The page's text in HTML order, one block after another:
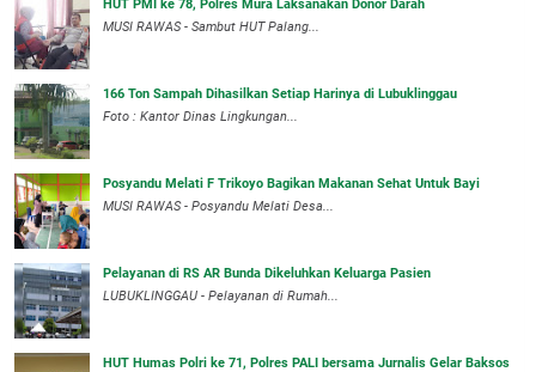
HUT PMI ke 78, Polres Mura Laksanakan Donor Darah
MUSI RAWAS - Sambut HUT Palang...
166 Ton Sampah Dihasilkan Setiap Harinya di Lubuklinggau
Foto : Kantor Dinas Lingkungan...
Posyandu Melati F Trikoyo Bagikan Makanan Sehat Untuk Bayi
MUSI RAWAS - Posyandu Melati Desa...
Pelayanan di RS AR Bunda Dikeluhkan Keluarga Pasien
LUBUKLINGGAU - Pelayanan di Rumah...
HUT Humas Polri ke 71, Polres PALI bersama Jurnalis Gelar Baksos